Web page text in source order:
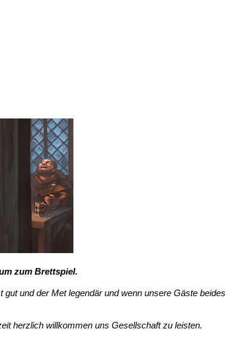
zum Brettspiel.
und der Met legendär und wenn unsere Gäste
herzlich willkommen uns Gesellschaft zu leisten.